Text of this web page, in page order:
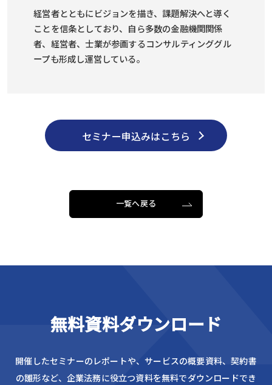
経営者とともにビジョンを描き、課題解決へと導く
ことを信条としており、自ら多数の金融機関関係
者、経営者、士業が参画するコンサルティンググル
ープも形成し運営している。
セミナー申込みはこちら
一覧へ戻る
無料資料ダウンロード
開催したセミナーのレポートや、サービスの概要資料、契約書
の雛形など、企業法務に役立つ資料を無料でダウンロードでき